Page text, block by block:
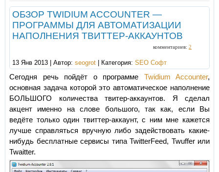
ОБЗОР TWIDIUM ACCOUNTER —
ПРОГРАММЫ ДЛЯ АВТОМАТИЗАЦИИ
НАПОЛНЕНИЯ ТВИТТЕР-АККАУНТОВ
комментариев: 2
13 Янв 2013 | Автор: seogrot | Категория: SEO Софт
Сегодня речь пойдёт о программе Twidium Accounter,
основная задача которой это автоматическое наполнение
БОЛЬШОГО количества твитер-аккаунтов. Я сделал
акцент именно на слове большого, так как, если Вы
ведёте только один твиттер-аккаунт, с ним мне кажется
лучше справляться вручную либо задействовать какие-
нибудь бесплатные сервисы типа TwitterFeed, Twuffer или
Twaitter.